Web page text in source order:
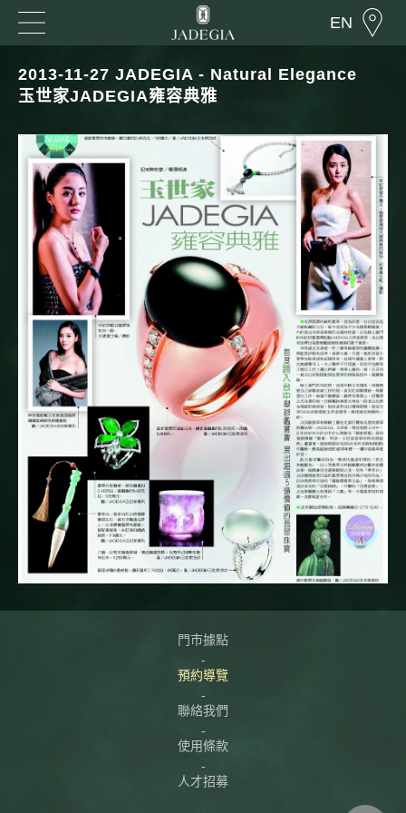
EN
2013-11-27 JADEGIA - Natural Elegance
玉世家JADEGIA雍容典雅
門市據點
預約導覽
聯絡我們
使用條款
人才招募